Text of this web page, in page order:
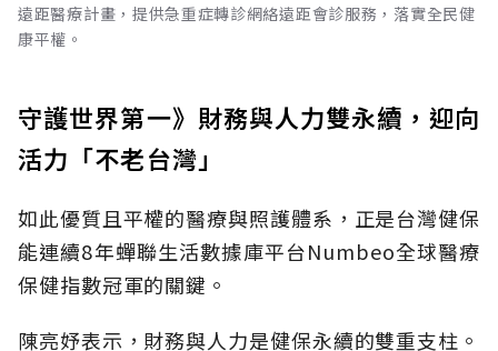
遠距醫療計畫，提供急重症轉診網絡遠距會診服務，落實全民健
康平權。
守護世界第一》財務與人力雙永續，迎向
活力「不老台灣」
如此優質且平權的醫療與照護體系，正是台灣健保
能連續8年蟬聯生活數據庫平台Numbeo全球醫療
保健指數冠軍的關鍵。
陳亮妤表示，財務與人力是健保永續的雙重支柱。